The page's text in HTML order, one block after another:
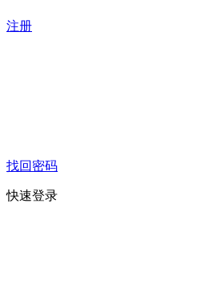
注册
找回密码
快速登录